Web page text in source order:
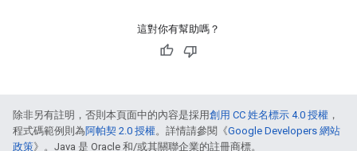
這對你有幫助嗎？
除非另有註明，否則本頁面中的內容是採用創用 CC 姓名標示 4.0 授權 ，
程式碼範例則為阿帕契 2.0 授權。詳情請參閱《Google Developers 網站
政策》。Java 是 Oracle 和/或其關聯企業的註冊商標。